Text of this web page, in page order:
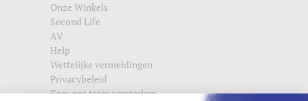
Onze Winkels
Second Life
AV
Help
Wettelijke vermeldingen
Privacybeleid
Kom ons team versterken